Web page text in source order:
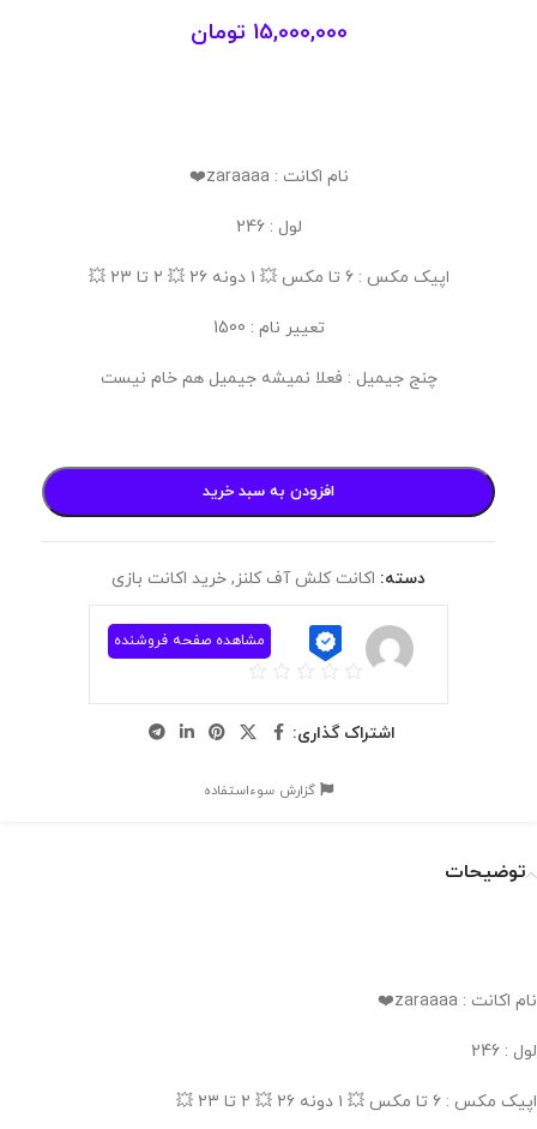
15,000,000 تومان
نام اکانت : zaraaaa❤️
لول : 246
اپیک مکس : ۶ تا مکس 💥 ۱ دونه ۲۶ 💥 ۲ تا ۲۳ 💥
تعییر نام : 1500
چنج جیمیل : فعلا نمیشه جیمیل هم خام نیست
افزودن به سبد خرید
دسته: اکانت کلش آف کلنز, خرید اکانت بازی
مشاهده صفحه فروشنده
اشتراک گذاری:
گزارش سوءاستفاده
توضیحات
نام اکانت : zaraaaa❤️
لول : 246
اپیک مکس : ۶ تا مکس 💥 ۱ دونه ۲۶ 💥 ۲ تا ۲۳ 💥